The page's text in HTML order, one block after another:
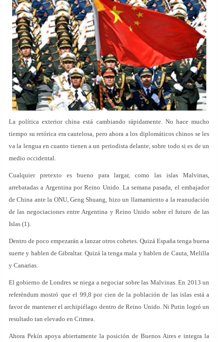
La política exterior china está cambiando rápidamente. No hace mucho
tiempo su retórica era cautelosa, pero ahora a los diplomáticos chinos se les
va la lengua en cuanto tienen a un periodista delante, sobre todo si es de un
medio occidental.
Cualquier pretexto es bueno para largar, como las islas Malvinas,
arrebatadas a Argentina por Reino Unido. La semana pasada, el embajador
de China ante la ONU, Geng Shuang, hizo un llamamiento a la reanudación
de las negociaciones entre Argentina y Reino Unido sobre el futuro de las
Islas (1).
Dentro de poco empezarán a lanzar otros cohetes. Quizá España tenga buena
suerte y hablen de Gibraltar. Quizá la tenga mala y hablen de Cauta, Melilla
y Canarias.
El gobierno de Londres se niega a negociar sobre las Malvinas. En 2013 un
referéndum mostró que el 99,8 por cien de la población de las islas está a
favor de mantener el archipiélago dentro de Reino Unido. Ni Putin logró un
resultado tan elevado en Crimea.
Ahora Pekín apoya abiertamente la posición de Buenos Aires e integra la